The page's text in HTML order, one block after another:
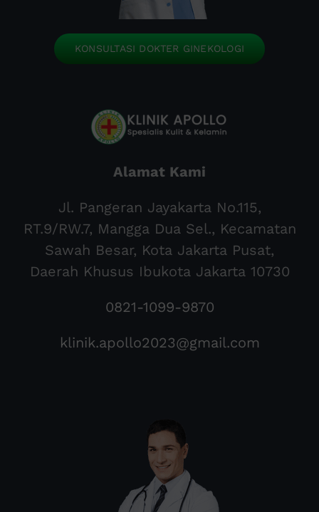
KONSULTASI DOKTER GINEKOLOGI
Alamat Kami
Jl. Pangeran Jayakarta No.115,
RT.9/RW.7, Mangga Dua Sel., Kecamatan
Sawah Besar, Kota Jakarta Pusat,
Daerah Khusus Ibukota Jakarta 10730
0821-1099-9870
klinik.apollo2023@gmail.com